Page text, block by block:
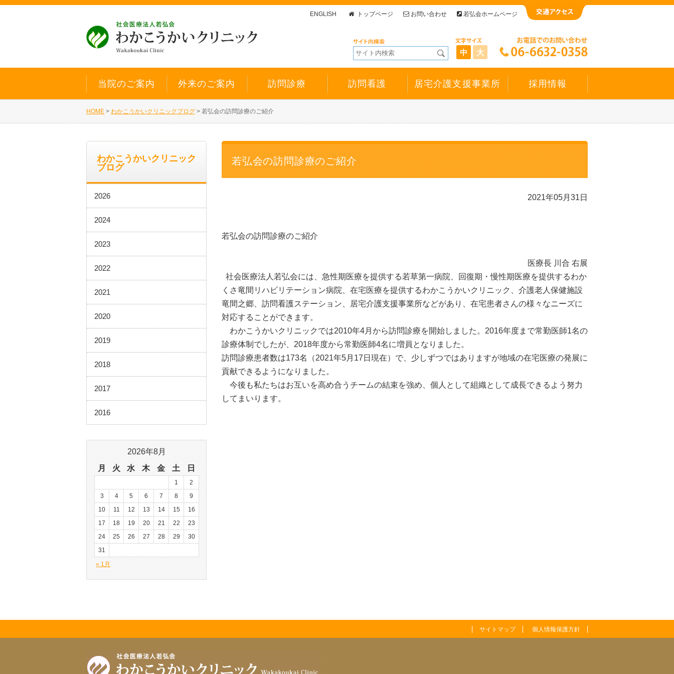
ENGLISH トップページ お問い合わせ 若弘会ホームページ
中 大
当院のご案内 外来のご案内 訪問診療 訪問看護 居宅介護支援事業所 採用情報
HOME > わかこうかいクリニックブログ> 若弘会の訪問診療のご紹介
若弘会の訪問診療のご紹介
2021年05月31日
若弘会の訪問診療のご紹介
医療長 川合 右展
社会医療法人若弘会には、急性期医療を提供する若草第一病院、回復期・慢性期医療を提供するわか
くさ竜間リハビリテーション病院、在宅医療を提供するわかこうかいクリニック、介護老人保健施設
竜間之郷、訪問看護ステーション、居宅介護支援事業所などがあり、在宅患者さんの様々なニーズに
対応することができます。
わかこうかいクリニックでは2010年4月から訪問診療を開始しました。2016年度まで常勤医師1名の
診療体制でしたが、2018年度から常勤医師4名に増員となりました。
訪問診療患者数は173名（2021年5月17日現在）で、少しずつではありますが地域の在宅医療の発展に
貢献できるようになりました。
今後も私たちはお互いを高め合うチームの結束を強め、個人として組織として成長できるよう努力
してまいります。
わかこうかいクリニック
ブログ
2026
2024
2023
2022
2021
2020
2019
2018
2017
2016
2026年8月
月
火 水 木 金 土 日
« 1月
1
2
3
4 5 6 7 8
9
10
11 12 13 14 15
16
17
18 19 20 21 22
23
24
25 26 27 28 29
30
31
サイトマップ 個人情報保護方針